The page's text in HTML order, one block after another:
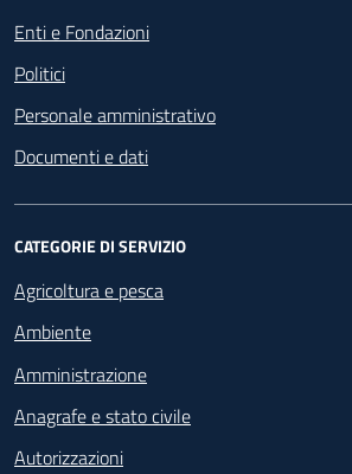
Enti e Fondazioni
Politici
Personale amministrativo
Documenti e dati
CATEGORIE DI SERVIZIO
Agricoltura e pesca
Ambiente
Amministrazione
Anagrafe e stato civile
Autorizzazioni